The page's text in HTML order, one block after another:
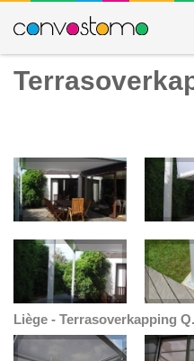
Liège - Terrasoverkapping